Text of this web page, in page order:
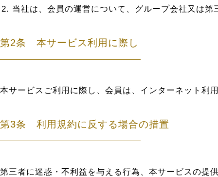
当社は、会員の運営について、グループ会社又は
第2条 本サービス利用に際し
本サービスご利用に際し、会員は、インターネット利
第3条 利用規約に反する場合の措置
第三者に迷惑・不利益を与える行為、本サービスの提